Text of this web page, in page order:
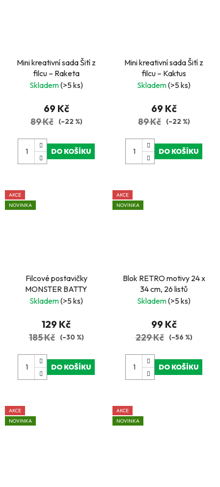
Mini kreativní sada Šití z
filcu – Raketa
Skladem(>5 ks)
69 Kč
89 Kč (–22 %)
DO KOŠÍKU
Mini kreativní sada Šití z
filcu – Kaktus
Skladem(>5 ks)
69 Kč
89 Kč (–22 %)
DO KOŠÍKU
AKCE
NOVINKA
Filcové postavičky
MONSTER BATTY
Skladem(>5 ks)
129 Kč
185 Kč (–30 %)
DO KOŠÍKU
AKCE
NOVINKA
Blok RETRO motivy 24 x
34 cm, 26 listů
Skladem(>5 ks)
99 Kč
229 Kč (–56 %)
DO KOŠÍKU
AKCE
NOVINKA
AKCE
NOVINKA